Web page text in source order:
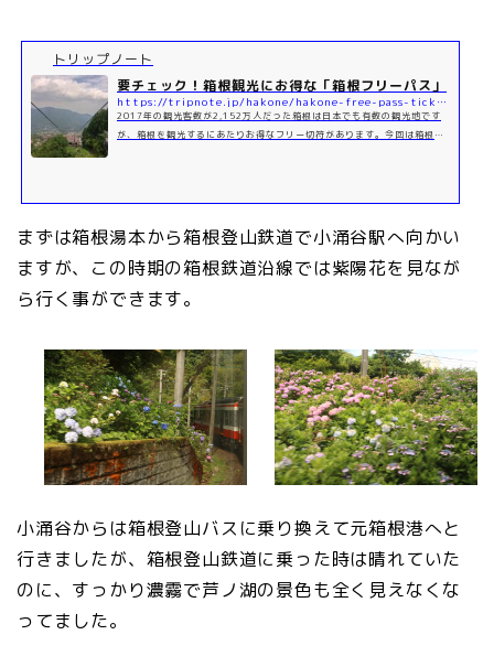
トリップノート
要チェック！箱根観光にお得な「箱根フリーパス」
https://tripnote.jp/hakone/hakone-free-pass-ticket
2017年の観光客数が2,152万人だった箱根は日本でも有数の観光地です
が、箱根を観光するにあたりお得なフリー切符があります。今回は箱根を
まずは箱根湯本から箱根登山鉄道で小涌谷駅へ向かい
ますが、この時期の箱根鉄道沿線では紫陽花を見なが
ら行く事ができます。
小涌谷からは箱根登山バスに乗り換えて元箱根港へと
行きましたが、箱根登山鉄道に乗った時は晴れていた
のに、すっかり濃霧で芦ノ湖の景色も全く見えなくな
ってました。